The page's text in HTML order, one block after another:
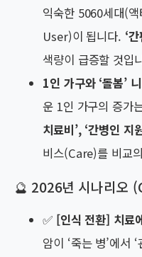
익숙한 5060세대(
User)이 됩니다. ‘
색량이 급증할 것입
1인 가구와 ‘돌봄’
운 1인 가구의 증가
치료비’, ‘간병인 지
비스(Care)를 비교
🔮 2026년 시나리오
✅ [인식 전환] 치료
암이 ‘죽는 병’에서